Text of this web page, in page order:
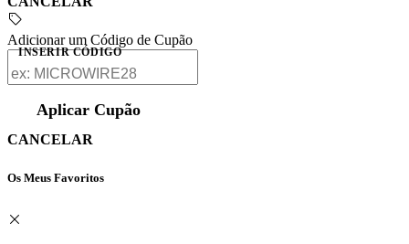
Adicionar um Código de Cupão
INSERIR CÓDIGO
Aplicar Cupão
CANCELAR
Os Meus Favoritos